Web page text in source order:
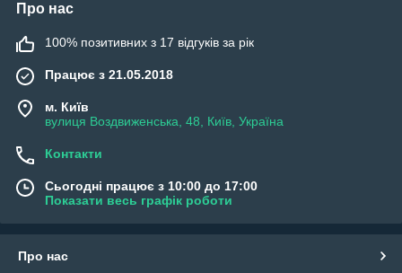
Про нас
100% позитивних з 17 відгуків за рік
Працює з 21.05.2018
м. Київ
вулиця Воздвиженська, 48, Київ, Україна
Контакти
Сьогодні працює з 10:00 до 17:00
Показати весь графік роботи
Про нас